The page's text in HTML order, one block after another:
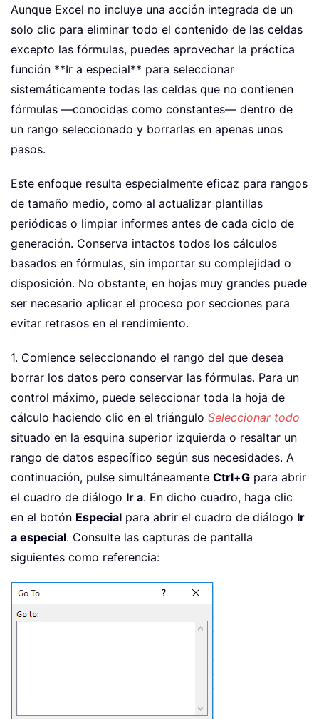
Aunque Excel no incluye una acción integrada de un
solo clic para eliminar todo el contenido de las celdas
excepto las fórmulas, puedes aprovechar la práctica
función **Ir a especial** para seleccionar
sistemáticamente todas las celdas que no contienen
fórmulas —conocidas como constantes— dentro de
un rango seleccionado y borrarlas en apenas unos
pasos.
Este enfoque resulta especialmente eficaz para rangos
de tamaño medio, como al actualizar plantillas
periódicas o limpiar informes antes de cada ciclo de
generación. Conserva intactos todos los cálculos
basados en fórmulas, sin importar su complejidad o
disposición. No obstante, en hojas muy grandes puede
ser necesario aplicar el proceso por secciones para
evitar retrasos en el rendimiento.
1. Comience seleccionando el rango del que desea
borrar los datos pero conservar las fórmulas. Para un
control máximo, puede seleccionar toda la hoja de
cálculo haciendo clic en el triángulo Seleccionar todo
situado en la esquina superior izquierda o resaltar un
rango de datos específico según sus necesidades. A
continuación, pulse simultáneamente Ctrl+G para abrir
el cuadro de diálogo Ir a. En dicho cuadro, haga clic
en el botón Especial para abrir el cuadro de diálogo Ir
a especial. Consulte las capturas de pantalla
siguientes como referencia: